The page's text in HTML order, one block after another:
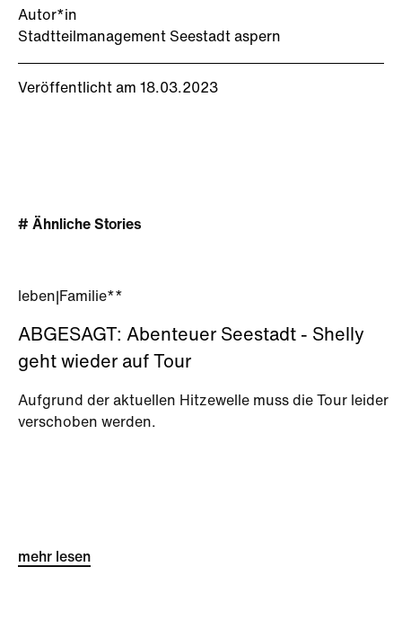
Autor*in
Stadtteilmanagement Seestadt aspern
Veröffentlicht am 18.03.2023
# Ähnliche Stories
leben Familie**
ABGESAGT: Abenteuer Seestadt - Shelly
geht wieder auf Tour
Aufgrund der aktuellen Hitzewelle muss die Tour leider
verschoben werden.
mehr lesen